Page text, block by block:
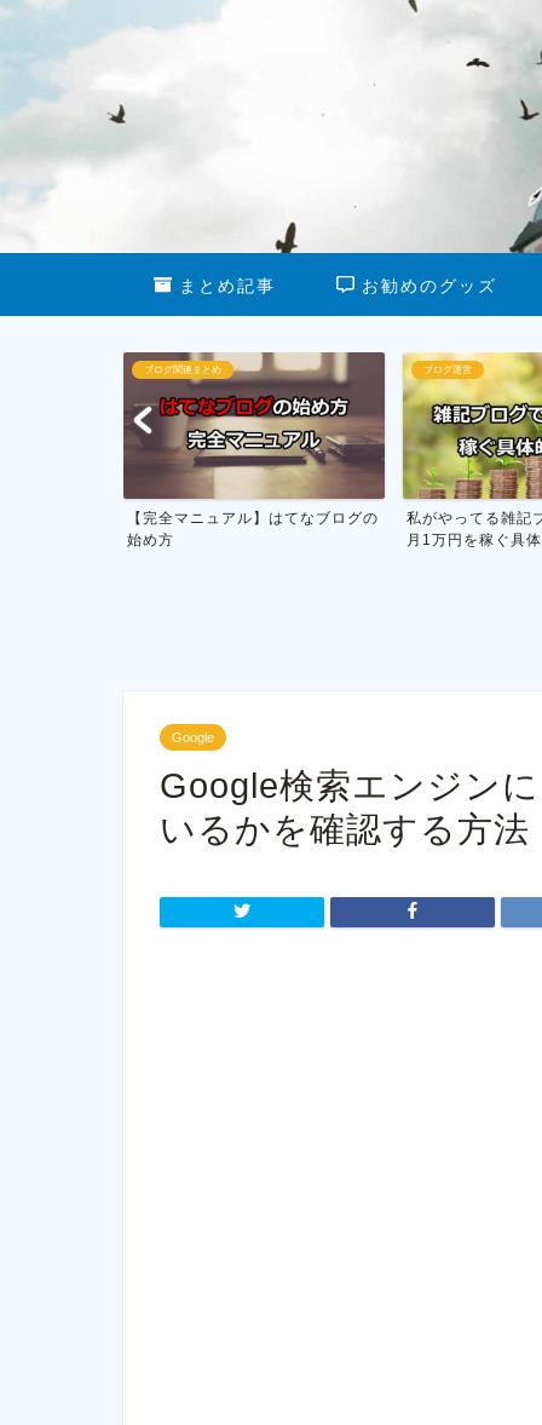
まとめ記事 お勧めのグッズ
ブログ関連まとめ
【完全マニュアル】はてなブログの
始め方
ブログ運営
私がやってる雑記
月1万円を稼ぐ具
Google
Google検索エンジン
いるかを確認する方